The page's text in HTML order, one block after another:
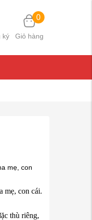
ký
0
Giỏ hàng
mẹ, con
mẹ, con cái.
thù riêng,